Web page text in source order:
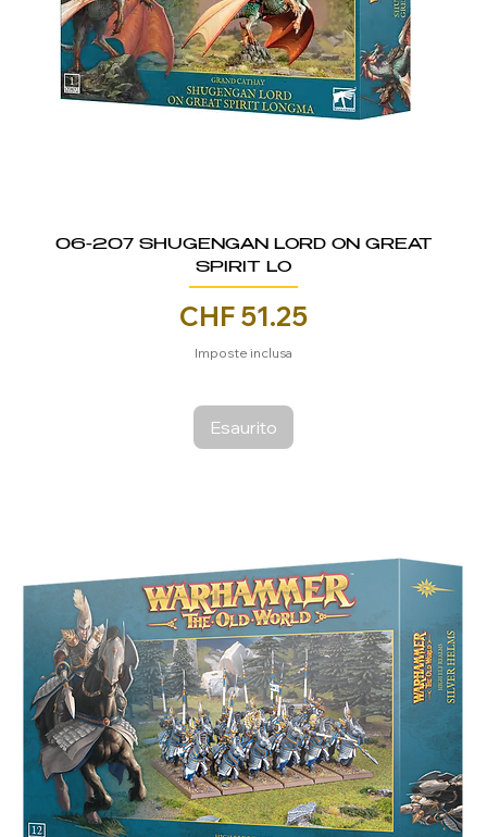
06-207 SHUGENGAN LORD ON GREAT
SPIRIT LO
Prezzo
CHF 51.25
Imposte inclusa
Esaurito